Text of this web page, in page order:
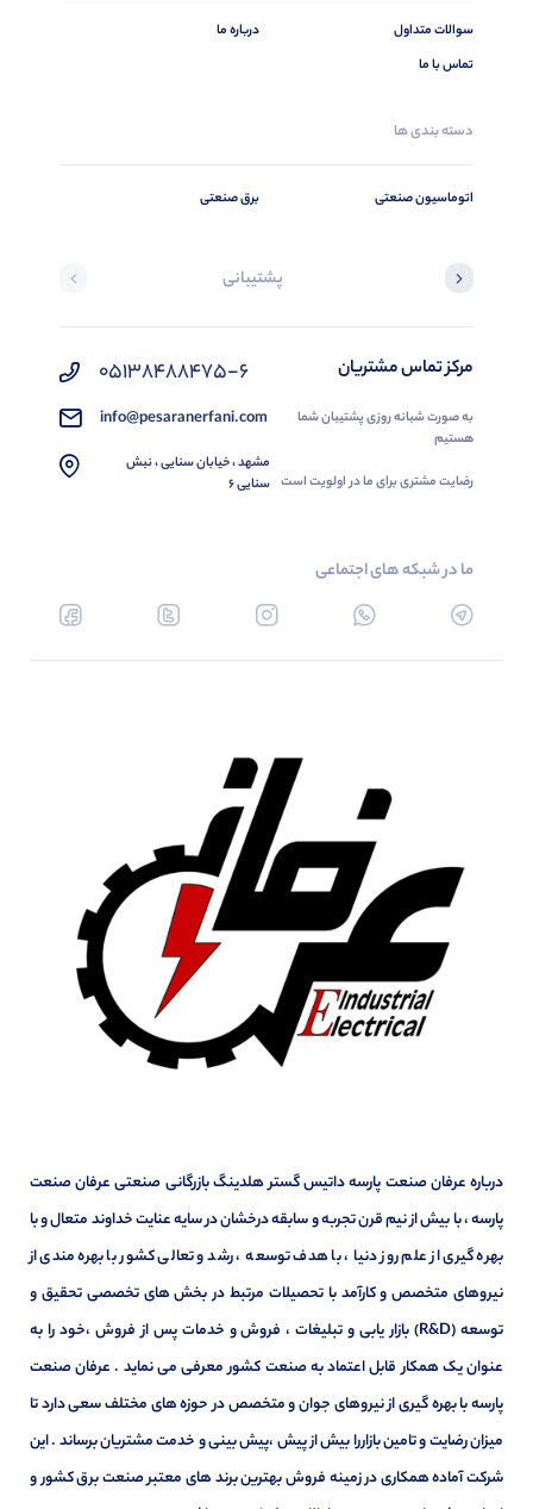
سوالات متداول
تماس با ما
درباره ما
دسته بندی ها
اتوماسیون صنعتی برق صنعتی
پشتیبانی
مرکز تماس مشتریان
به صورت شبانه روزی پشتیبان شما
هستیم
رضایت مشتری برای ما در اولویت است
05138488475-6
info@pesaranerfani.com
مشهد ، خیابان سنایی ، نبش
سنایی 6
ما در شبکه های اجتماعی
درباره عرفان صنعت پارسه داتیس گستر هلدینگ بازرگانی صنعتی عرفان صنعت
پارسه ، با بیش از نیم قرن تجربه و سابقه درخشان در سایه عنایت خداوند متعال و با
بهره گیری از علم روز دنیا ، با هدف توسعه ، رشد و تعالی کشور با بهره مندی از
نیروهای متخصص و کارآمد با تحصیلات مرتبط در بخش های تخصصی تحقیق و
توسعه (R&D) بازار یابی و تبلیغات ، فروش و خدمات پس از فروش ،خود را به
عنوان یک همکار قابل اعتماد به صنعت کشور معرفی می نماید . عرفان صنعت
پارسه با بهره گیری از نیروهای جوان و متخصص در حوزه های مختلف سعی دارد تا
میزان رضایت و تامین بازاررا بیش از پیش ،پیش بینی و خدمت مشتریان برساند . این
شرکت آماده همکاری در زمینه فروش بهترین برند های معتبر صنعت برق کشور و